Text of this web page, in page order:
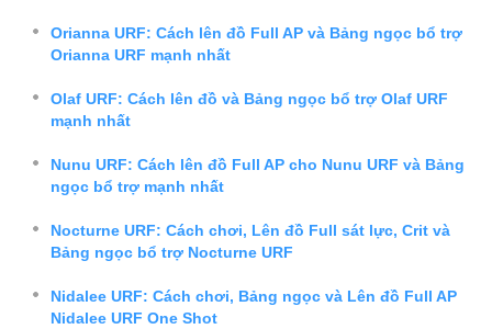
Orianna URF: Cách lên đồ Full AP và Bảng ngọc bổ trợ
Orianna URF mạnh nhất
Olaf URF: Cách lên đồ và Bảng ngọc bổ trợ Olaf URF
mạnh nhất
Nunu URF: Cách lên đồ Full AP cho Nunu URF và Bảng
ngọc bổ trợ mạnh nhất
Nocturne URF: Cách chơi, Lên đồ Full sát lực, Crit và
Bảng ngọc bổ trợ Nocturne URF
Nidalee URF: Cách chơi, Bảng ngọc và Lên đồ Full AP
Nidalee URF One Shot